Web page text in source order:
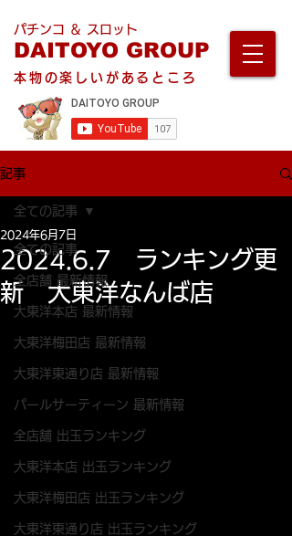
パチンコ ＆ スロット
DAITOYO GROUP
本物の楽しいがあるところ
記事
全ての記事
全店舗 最新情報
大東洋本店 最新情報
大東洋梅田店 最新情報
大東洋東通り店 最新情報
パールサーティーン 最新情報
全店舗 出玉ランキング
大東洋本店 出玉ランキング
大東洋梅田店 出玉ランキング
大東洋東通り店 出玉ランキング
全ての記事
2024.6.7 ランキング更
新 大東洋なんば店
2024年6月7日